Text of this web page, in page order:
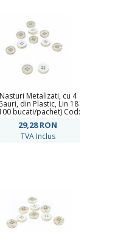
Nasturi Metalizati, cu 4
din Plastic, Lin 18
bucati/pachet) Cod:
29,28RON
TVA Inclus